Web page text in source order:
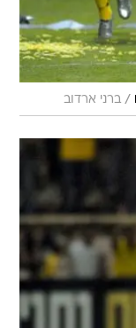
/ ברני ארדוב